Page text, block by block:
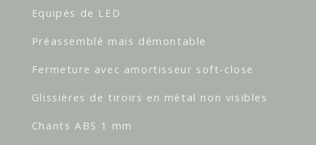
Equipés de LED
Préassemblé mais démontable
Fermeture avec amortisseur soft-close
Glissières de tiroirs en métal non visibles
Chants ABS 1 mm